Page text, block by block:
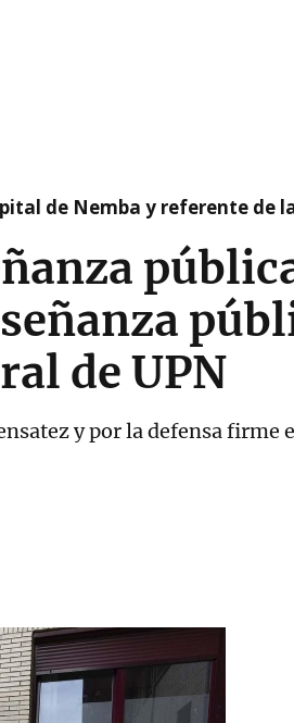
de Nemba y referente de
de UPN
y por la defensa firme